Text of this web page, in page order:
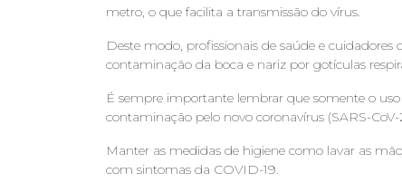
metro, o que facilita a transmissão do vírus.
Deste modo, profissionais de saúde e cuidadores
contaminação da boca e nariz por gotículas
É sempre importante lembrar que somente o
contaminação pelo novo coronavírus (SARS-CoV-
Manter as medidas de higiene como lavar as
com sintomas da COVID-19.